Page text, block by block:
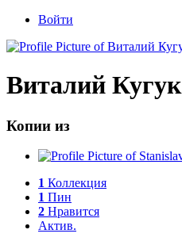
Войти
Виталий Кугук
Копии из
1 Коллекция
1 Пин
2 Нравится
Актив.